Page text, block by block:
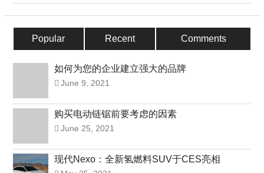
Popular Recent Comments
如何为您的企业建立强大的品牌
June 9, 2021
购买电动链锯前要考虑的因素
June 25, 2021
现代Nexo：全新氢燃料SUV于CES亮相